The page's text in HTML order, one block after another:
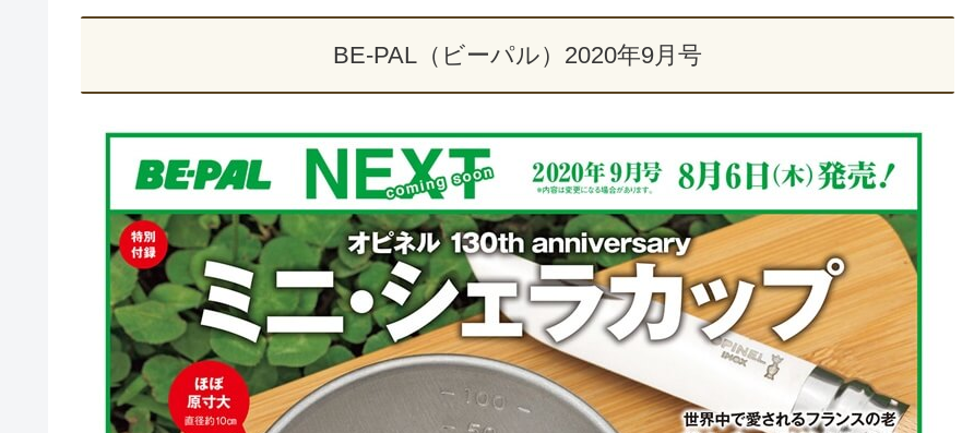
BE-PAL（ビーパル）2020年9月号